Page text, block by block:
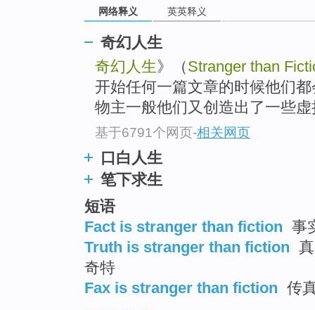
网络释义 英英释义
奇幻人生
奇幻人生》（Stranger than
开始任何一篇文章的时候他们
物主一般他们又创造出了一些
基于6791个网页-相关网页
口白人生
笔下求生
短语
Fact is stranger than fiction 事
Truth is stranger than fiction
奇特
Fax is stranger than fiction 传